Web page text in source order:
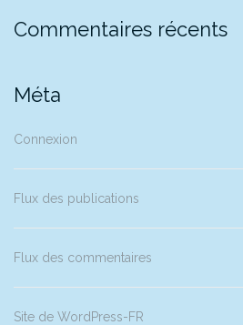
Commentaires récents
Méta
Connexion
Flux des publications
Flux des commentaires
Site de WordPress-FR